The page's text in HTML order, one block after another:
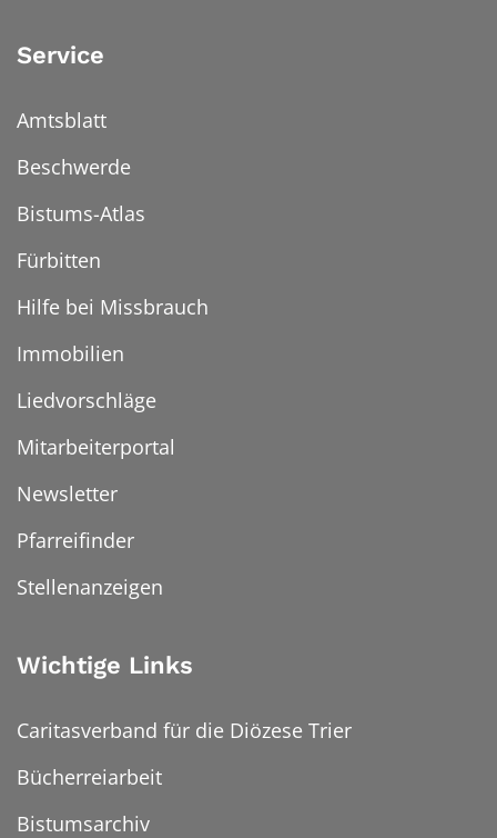
Service
Amtsblatt
Beschwerde
Bistums-Atlas
Fürbitten
Hilfe bei Missbrauch
Immobilien
Liedvorschläge
Mitarbeiterportal
Newsletter
Pfarreifinder
Stellenanzeigen
Wichtige Links
Caritasverband für die Diözese Trier
Bücherreiarbeit
Bistumsarchiv